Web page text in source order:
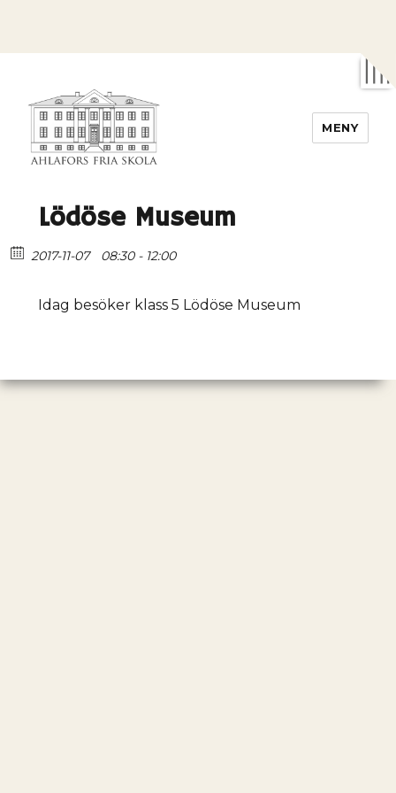
MENY
Lödöse Museum
2017-11-07 08:30 - 12:00
Idag besöker klass 5 Lödöse Museum